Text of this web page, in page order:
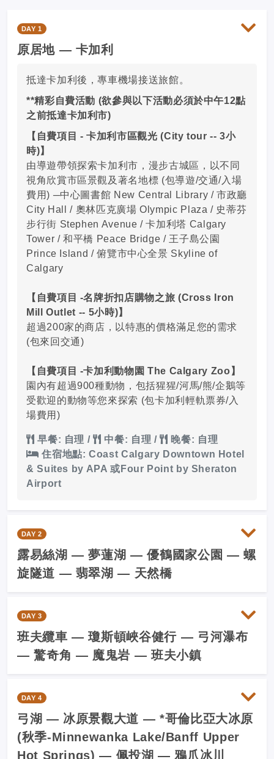
DAY 1
原居地 — 卡加利
抵達卡加利後，專車機場接送旅館。
**精彩自費活動 (欲參與以下活動必須於中午12點
之前抵達卡加利市)
【自費項目 - 卡加利市區觀光 (City tour -- 3小
時)】
由導遊帶領探索卡加利市，漫步古城區，以不同
視角欣賞市區景觀及著名地標 (包導遊/交通/入場
費用) ─中心圖書館 New Central Library / 市政廳
City Hall / 奧林匹克廣場 Olympic Plaza / 史蒂芬
步行街 Stephen Avenue / 卡加利塔 Calgary
Tower / 和平橋 Peace Bridge / 王子島公園
Prince Island / 俯覽市中心全景 Skyline of
Calgary
【自費項目 -名牌折扣店購物之旅 (Cross Iron
Mill Outlet -- 5小時)】
超過200家的商店，以特惠的價格滿足您的需求
(包來回交通)
【自費項目 -卡加利動物園 The Calgary Zoo】
園內有超過900種動物，包括猩猩/河馬/熊/企鵝等
受歡迎的動物等您來探索 (包卡加利輕軌票券/入
場費用)
早餐: 自理 / 中餐: 自理 /
晚餐: 自理
住宿地點: Coast Calgary Downtown Hotel
& Suites by APA 或Four Point by Sheraton
Airport
DAY 2
露易絲湖 — 夢蓮湖 — 優鶴國家公園 — 螺
旋隧道 — 翡翠湖 — 天然橋
DAY 3
班夫纜車 — 瓊斯頓峽谷健行 — 弓河瀑布
— 驚奇角 — 魔鬼岩 — 班夫小鎮
DAY 4
弓湖 — 冰原景觀大道 — *哥倫比亞大冰原
(秋季-Minnewanka Lake/Banff Upper
Hot Springs) — 佩投湖 — 鴉爪冰川